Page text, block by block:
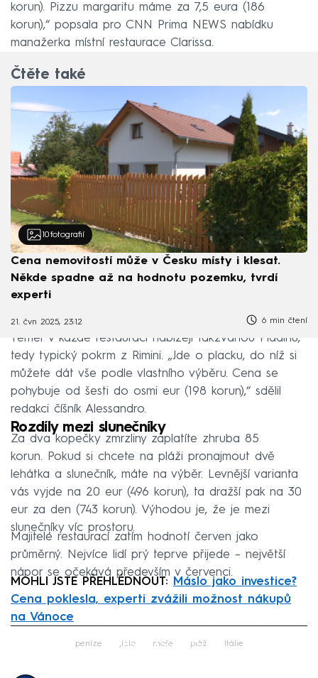
korun). Pizzu margaritu máme za 7,5 eura (186
korun),“ popsala pro CNN Prima NEWS nabídku
manažerka místní restaurace Clarissa.
Čtěte také
10 fotografií
Cena nemovitostí může v Česku místy i klesat.
Někde spadne až na hodnotu pozemku, tvrdí
experti
21. čvn 2025, 23:12 6 min čtení
Téměř v každé restauraci nabízejí takzvanou Piadinu,
tedy typický pokrm z Rimini. „Jde o placku, do níž si
můžete dát vše podle vlastního výběru. Cena se
pohybuje od šesti do osmi eur (198 korun),“ sdělil
redakci číšník Alessandro.
Rozdíly mezi slunečníky
Za dva kopečky zmrzliny zaplatíte zhruba 85
korun. Pokud si chcete na pláži pronajmout dvě
lehátka a slunečník, máte na výběr. Levnější varianta
vás vyjde na 20 eur (496 korun), ta dražší pak na 30
eur za den (743 korun). Výhodou je, že je mezi
slunečníky víc prostoru.
Majitelé restaurací zatím hodnotí červen jako
průměrný. Nejvíce lidí prý teprve přijede – největší
nápor se očekává především v červenci.
MOHLI JSTE PŘEHLÉDNOUT:
Máslo jako investice?
Cena poklesla, experti zvážili možnost nákupů
na Vánoce
Failed to fetch
peníze jídlo moře pláž Itálie